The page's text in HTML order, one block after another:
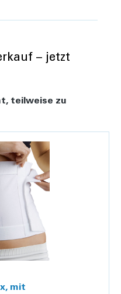
– jetzt
teilweise zu
mit